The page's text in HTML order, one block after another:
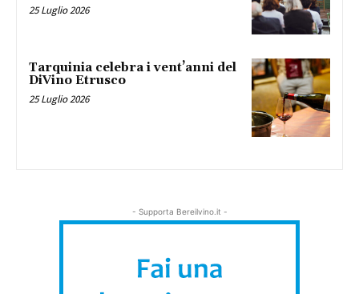
25 Luglio 2026
Tarquinia celebra i vent’anni del
DiVino Etrusco
25 Luglio 2026
- Supporta Bereilvino.it -